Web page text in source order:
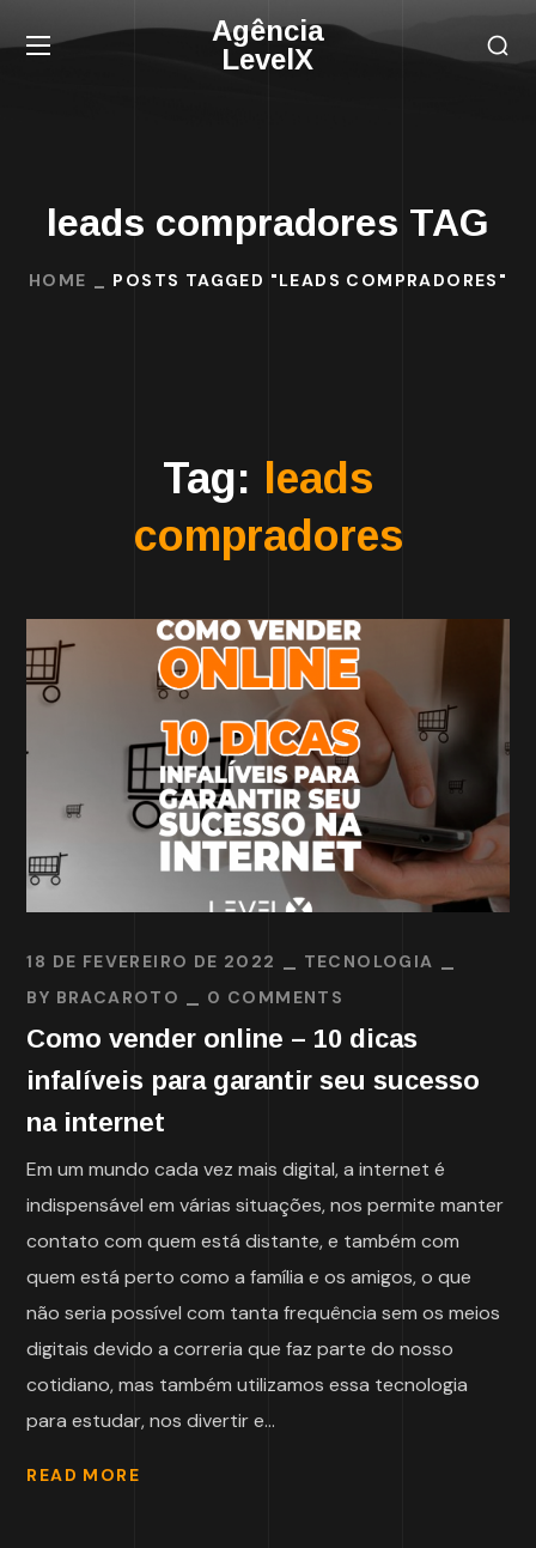
Agência
LevelX
leads compradores TAG
HOME POSTS TAGGED "LEADS COMPRADORES"
Tag:
leads
compradores
18 DE FEVEREIRO DE 2022
TECNOLOGIA
BY BRACAROTO 0 COMMENTS
Como vender online – 10 dicas
infalíveis para garantir seu sucesso
na internet
Em um mundo cada vez mais digital, a internet é
indispensável em várias situações, nos permite manter
contato com quem está distante, e também com
quem está perto como a família e os amigos, o que
não seria possível com tanta frequência sem os meios
digitais devido a correria que faz parte do nosso
cotidiano, mas também utilizamos essa tecnologia
para estudar, nos divertir e...
READ MORE